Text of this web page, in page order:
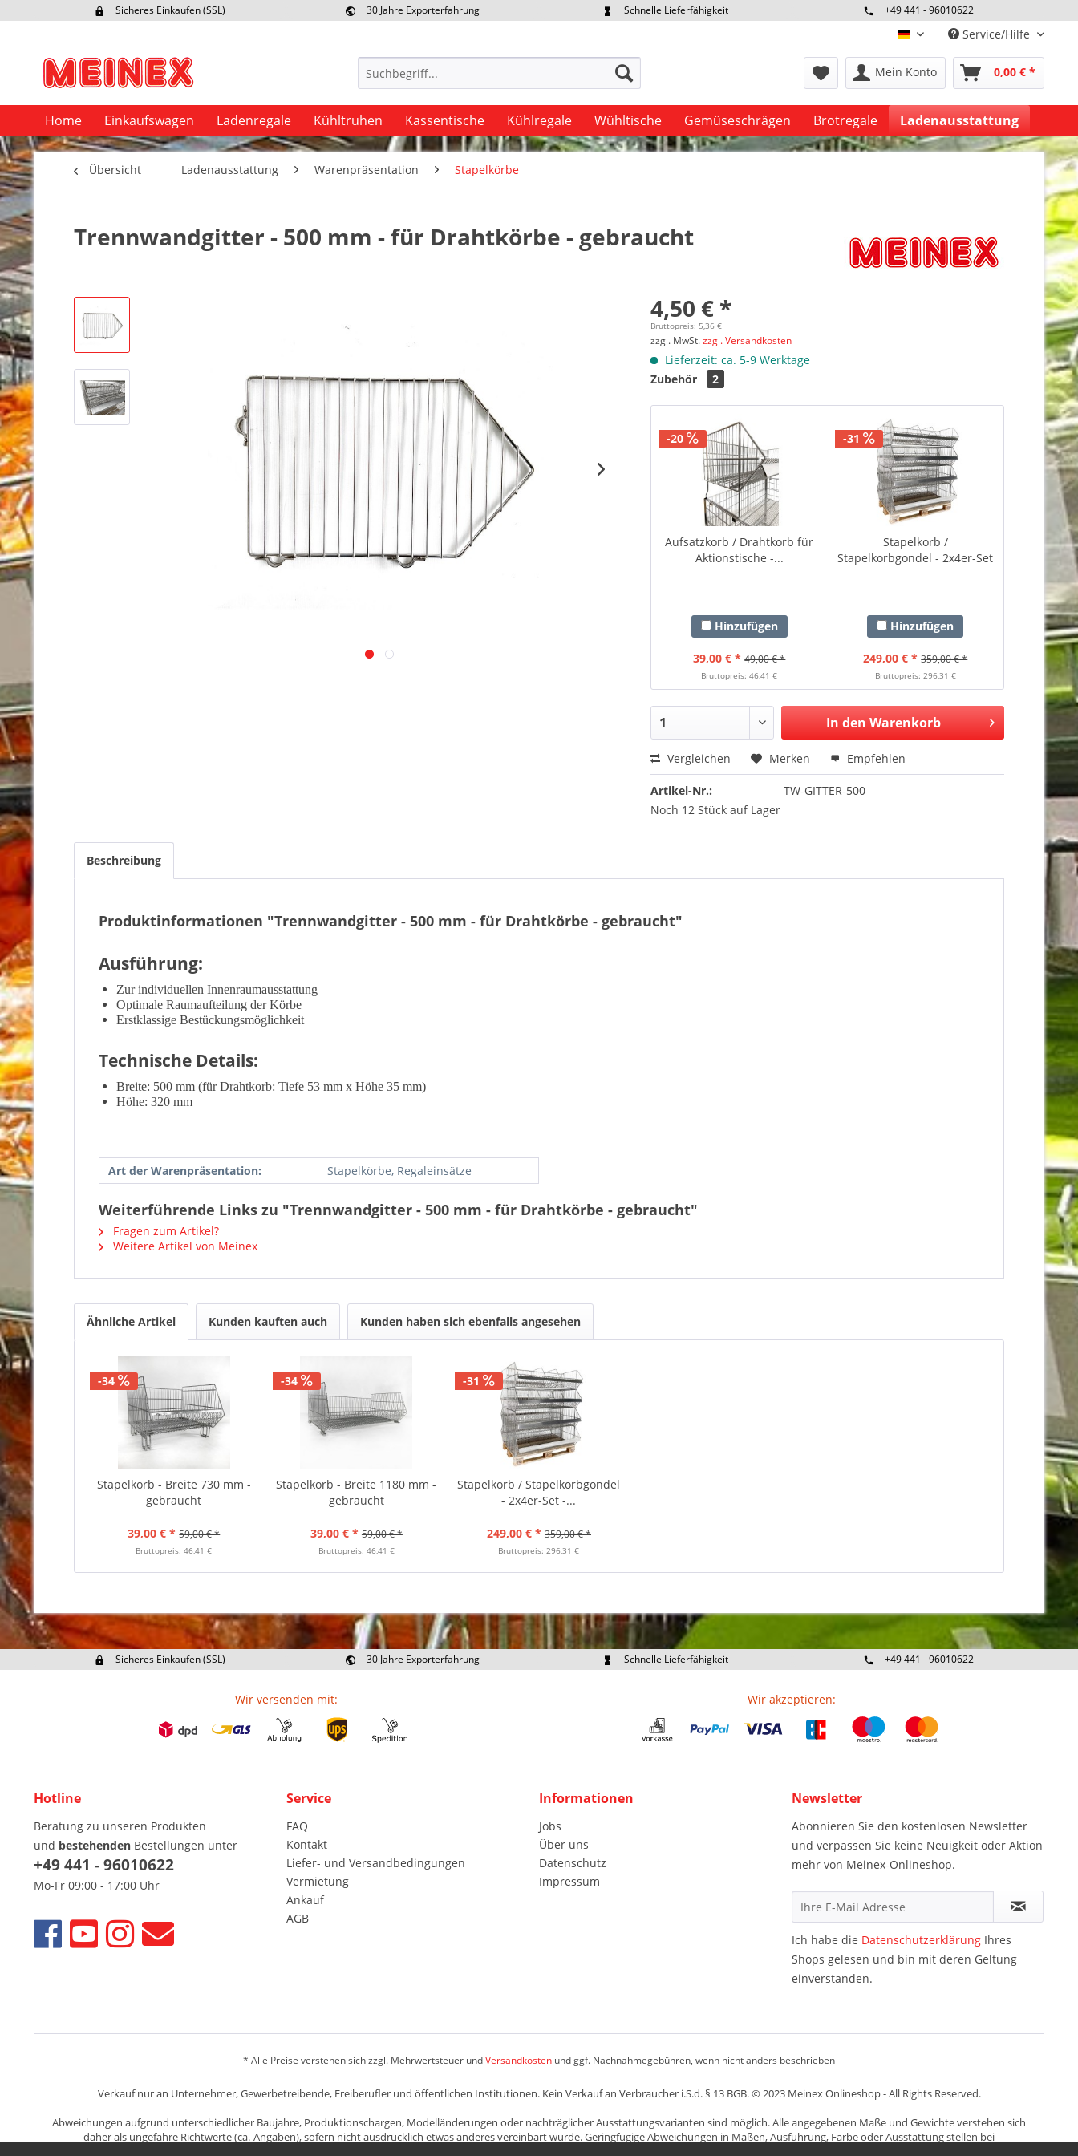
Sicheres Einkaufen (SSL)
30 Jahre Exporterfahrung
Schnelle Lieferfähigkeit
+49 441 - 96010622
deutsch Service/Hilfe
Mein Konto 0,00 € *
Home Einkaufswagen Ladenregale Kühltruhen Kassentische Kühlregale Wühltische Gemüseschrägen Brotregale Ladenausstattung
Übersicht Ladenausstattung Warenpräsentation Stapelkörbe
Trennwandgitter - 500 mm - für Drahtkörbe - gebraucht
4,50 € *
Bruttopreis: 5,36 €
zzgl. MwSt.zzgl. Versandkosten
Lieferzeit: ca. 5-9 Werktage
Zubehör
2
-20
Aufsatzkorb / Drahtkorb für
Aktionstische -...
Hinzufügen
39,00 € * 49,00 € *
Bruttopreis: 46,41 €
-31
Stapelkorb /
Stapelkorbgondel - 2x4er-Set
Hinzufügen
249,00 € * 359,00 € *
Bruttopreis: 296,31 €
In den Warenkorb
Vergleichen Merken Empfehlen
Artikel-Nr.:
TW-GITTER-500
Noch 12 Stück auf Lager
Beschreibung
Produktinformationen "Trennwandgitter - 500 mm - für Drahtkörbe - gebraucht"
Ausführung:
Zur individuellen Innenraumausstattung
Optimale Raumaufteilung der Körbe
Erstklassige Bestückungsmöglichkeit
Technische Details:
Breite: 500 mm (für Drahtkorb: Tiefe 53 mm x Höhe 35 mm)
Höhe: 320 mm
Art der Warenpräsentation: Stapelkörbe, Regaleinsätze
Weiterführende Links zu "Trennwandgitter - 500 mm - für Drahtkörbe - gebraucht"
Fragen zum Artikel?
Weitere Artikel von Meinex
Ähnliche Artikel Kunden kauften auch Kunden haben sich ebenfalls angesehen
-34
Stapelkorb - Breite 730 mm -
gebraucht
39,00 € * 59,00 € *
Bruttopreis: 46,41 €
-34
Stapelkorb - Breite 1180 mm -
gebraucht
39,00 € * 59,00 € *
Bruttopreis: 46,41 €
-31
Stapelkorb / Stapelkorbgondel
- 2x4er-Set -...
249,00 € * 359,00 € *
Bruttopreis: 296,31 €
Sicheres Einkaufen (SSL)
30 Jahre Exporterfahrung
Schnelle Lieferfähigkeit
+49 441 - 96010622
Wir versenden mit: Wir akzeptieren:
Hotline
Beratung zu unseren Produkten
und bestehenden Bestellungen unter
+49 441 - 96010622
Mo-Fr 09:00 - 17:00 Uhr
Service
FAQ
Kontakt
Liefer- und Versandbedingungen
Vermietung
Ankauf
AGB
Informationen
Jobs
Über uns
Datenschutz
Impressum
Newsletter
Abonnieren Sie den kostenlosen Newsletter
und verpassen Sie keine Neuigkeit oder Aktion
mehr von Meinex-Onlineshop.
Ich habe die Datenschutzerklärung Ihres
Shops gelesen und bin mit deren Geltung
einverstanden.
* Alle Preise verstehen sich zzgl. Mehrwertsteuer undVersandkosten und ggf. Nachnahmegebühren, wenn nicht anders beschrieben
Verkauf nur an Unternehmer, Gewerbetreibende, Freiberufler und öffentlichen Institutionen. Kein Verkauf an Verbraucher i.S.d. § 13 BGB. © 2023 Meinex Onlineshop - All Rights Reserved.
Abweichungen aufgrund unterschiedlicher Baujahre, Produktionschargen, Modelländerungen oder nachträglicher Ausstattungsvarianten sind möglich. Alle angegebenen Maße und Gewichte verstehen sich
daher als ungefähre Richtwerte (ca.-Angaben), sofern nicht ausdrücklich etwas anderes vereinbart wurde. Geringfügige Abweichungen in Maßen, Ausführung, Farbe oder Ausstattung stellen bei